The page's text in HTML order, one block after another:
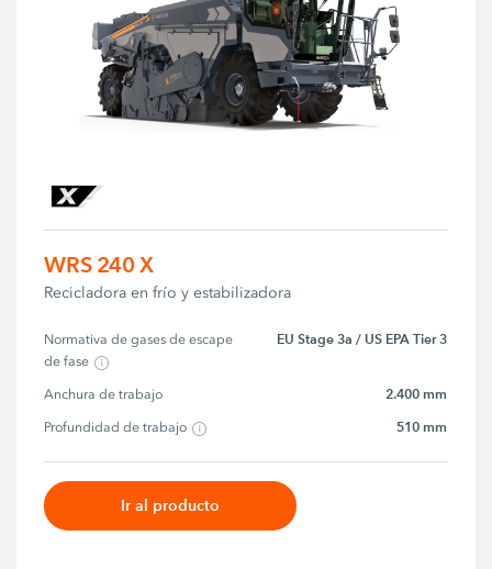
WRS 240 X
Recicladora en frío y estabilizadora
Normativa de gases de escape
de fase
EU Stage 3a / US EPA Tier 3
Anchura de trabajo 2.400 mm
Profundidad de trabajo 510 mm
Ir al producto